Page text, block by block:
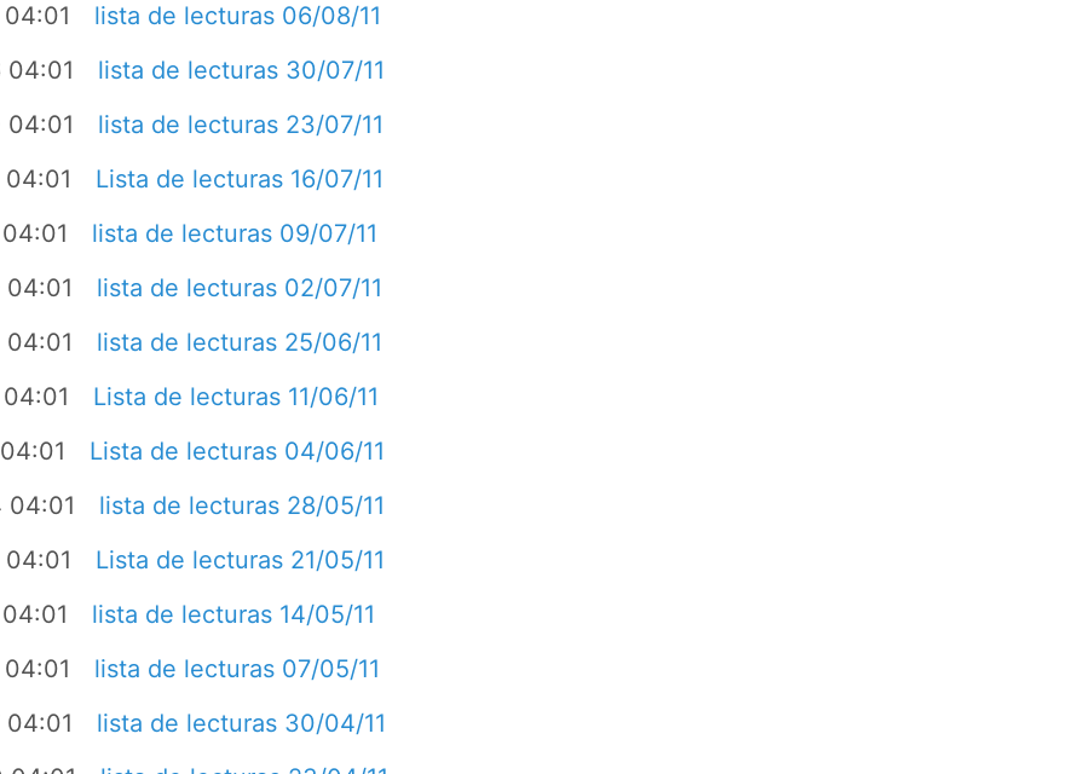
lista de lecturas 06/08/11
04:01
lista de lecturas 30/07/11
04:01
lista de lecturas 23/07/11
Lista de lecturas 16/07/11
lista de lecturas 09/07/11
lista de lecturas 02/07/11
lista de lecturas 25/06/11
Lista de lecturas 11/06/11
Lista de lecturas 04/06/11
04:01
lista de lecturas 28/05/11
Lista de lecturas 21/05/11
lista de lecturas 14/05/11
lista de lecturas 07/05/11
lista de lecturas 30/04/11